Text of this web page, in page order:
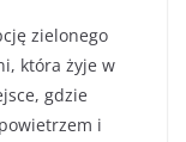
zielonego
która żyje w
gdzie
i